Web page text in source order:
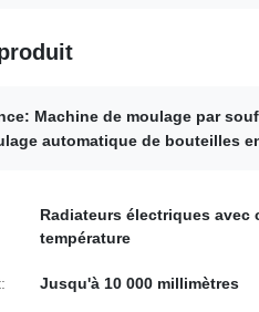
Machine de moulage par
automatique de bouteilles
Radiateurs électriques avec
température
Jusqu'à 10 000 millimètres